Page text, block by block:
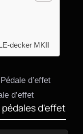
decker MKII
d’effet
d’effet
pédales d'effet